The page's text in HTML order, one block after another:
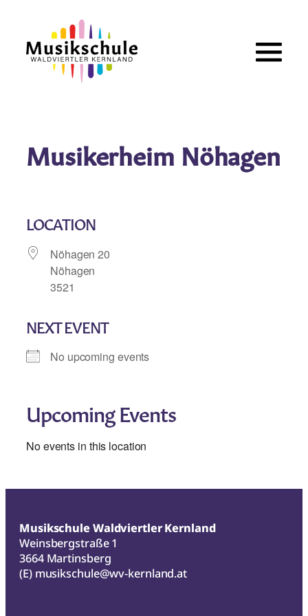
springen
Musikerheim Nöhagen
LOCATION
Nöhagen 20
Nöhagen
3521
NEXT EVENT
No upcoming events
Upcoming Events
No events in this location
Musikschule Waldviertler Kernland
Weinsbergstraße 1
3664 Martinsberg
(E) musikschule@wv-kernland.at